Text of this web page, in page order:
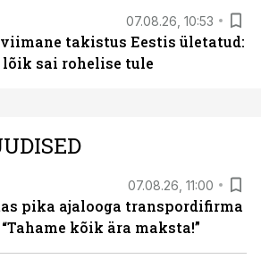
07.08.26, 10:53
takistus Eestis ületatud:
sai rohelise tule
07.08.26, 11:00
pika ajalooga transpordifirma
kõik ära maksta!”